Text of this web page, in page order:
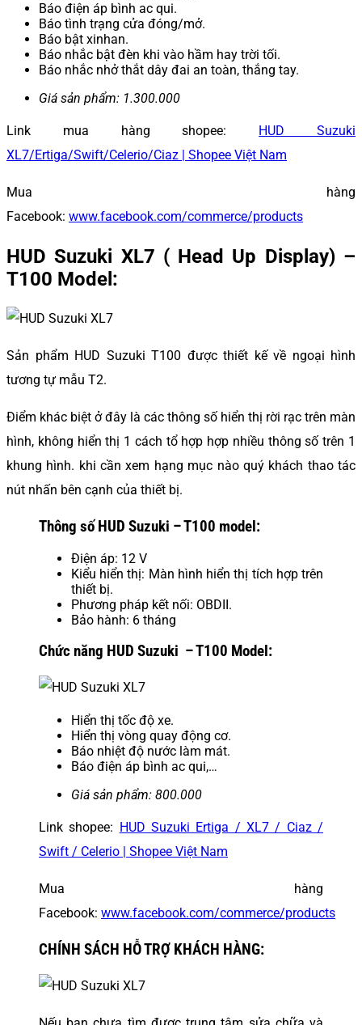
Báo điện áp bình ac qui.
Báo tình trạng cửa đóng/mở.
Báo bật xinhan.
Báo nhắc bật đèn khi vào hầm hay trời tối.
Báo nhắc nhở thắt dây đai an toàn, thắng tay.
Giá sản phẩm: 1.300.000
Link mua hàng shopee: HUD Suzuki
XL7/Ertiga/Swift/Celerio/Ciaz | Shopee Việt Nam
Mua hàng
Facebook: www.facebook.com/commerce/products
HUD Suzuki XL7 ( Head Up Display) –
T100 Model:
Sản phẩm HUD Suzuki T100 được thiết kế về ngoại hình
tương tự mẫu T2.
Điểm khác biệt ở đây là các thông số hiển thị rời rạc trên màn
hình, không hiển thị 1 cách tổ hợp hợp nhiều thông số trên 1
khung hình. khi cần xem hạng mục nào quý khách thao tác
nút nhấn bên cạnh của thiết bị.
Thông số HUD Suzuki – T100 model:
Điện áp: 12 V
Kiểu hiển thị: Màn hình hiển thị tích hợp trên
thiết bị.
Phương pháp kết nối: OBDII.
Bảo hành: 6 tháng
Chức năng HUD Suzuki – T100 Model:
Hiển thị tốc độ xe.
Hiển thị vòng quay động cơ.
Báo nhiệt độ nước làm mát.
Báo điện áp bình ac qui,…
Giá sản phẩm: 800.000
Link shopee: HUD Suzuki Ertiga / XL7 / Ciaz /
Swift / Celerio | Shopee Việt Nam
Mua hàng
Facebook: www.facebook.com/commerce/products
CHÍNH SÁCH HỖ TRỢ KHÁCH HÀNG: